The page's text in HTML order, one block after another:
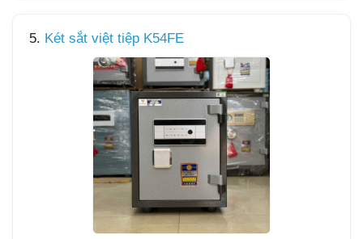
5. Két sắt việt tiệp K54FE